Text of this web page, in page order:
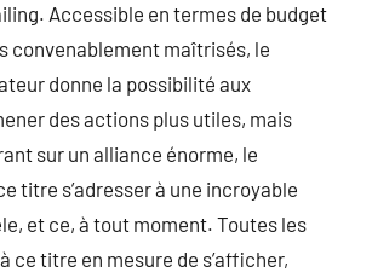
Accessible en termes de budget
convenablement maîtrisés, le
donne la possibilité aux
des actions plus utiles, mais
sur un alliance énorme, le
titre s’adresser à une incroyable
et ce, à tout moment. Toutes les
ce titre en mesure de s’afficher,